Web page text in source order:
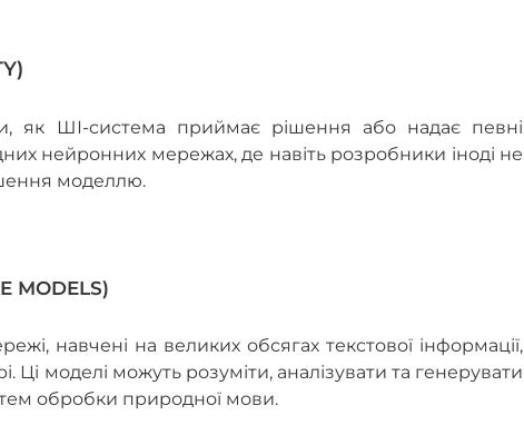
як ШІ-система приймає рішення або надає певні
нейронних мережах, де навіть розробники іноді не
моделлю.
MODELS)
навчені на великих обсягах текстової інформації,
Ці моделі можуть розуміти, аналізувати та генерувати
обробки природної мови.